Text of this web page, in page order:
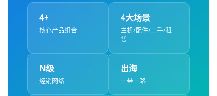
4+
核心产品组合
4大场景
主机/配件/二手/租
赁
N级
经销网络
出海
一带一路